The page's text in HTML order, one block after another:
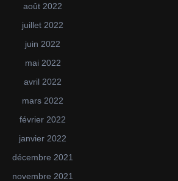
août 2022
juillet 2022
juin 2022
mai 2022
avril 2022
mars 2022
février 2022
janvier 2022
décembre 2021
novembre 2021